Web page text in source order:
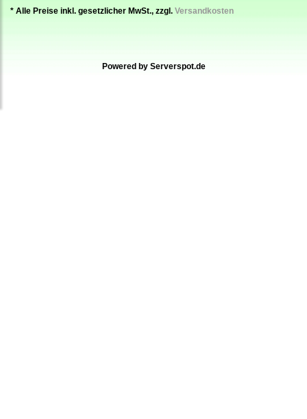
* Alle Preise inkl. gesetzlicher MwSt., zzgl. Versandkosten
Powered by Serverspot.de